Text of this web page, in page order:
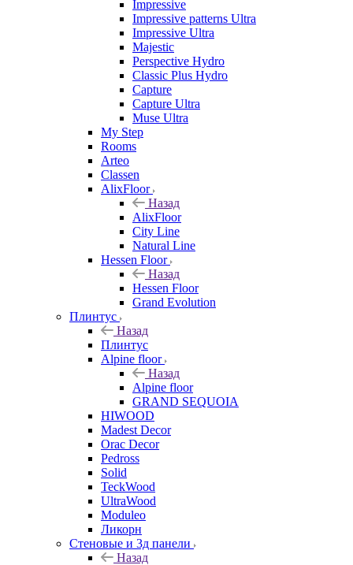
Impressive
Impressive patterns Ultra
Impressive Ultra
Majestic
Perspective Hydro
Classic Plus Hydro
Capture
Capture Ultra
Muse Ultra
My Step
Rooms
Arteo
Classen
AlixFloor
Назад
AlixFloor
City Line
Natural Line
Hessen Floor
Назад
Hessen Floor
Grand Evolution
Плинтус
Назад
Плинтус
Alpine floor
Назад
Alpine floor
GRAND SEQUOIA
HIWOOD
Madest Decor
Orac Decor
Pedross
Solid
TeckWood
UltraWood
Moduleo
Ликорн
Стеновые и 3д панели
Назад